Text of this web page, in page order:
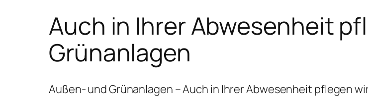
Auch in Ihrer Abwesenheit
Grünanlagen
Außen- und Grünanlagen – Auch in Ihrer Abwesenheit pflegen